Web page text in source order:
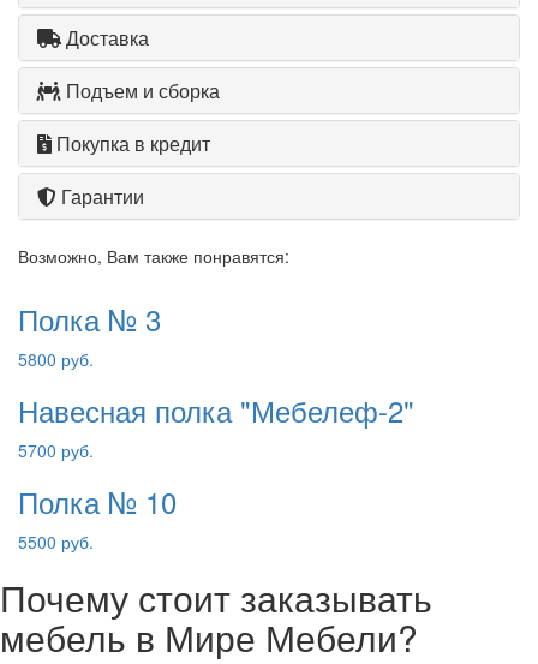
Доставка
Подъем и сборка
Покупка в кредит
Гарантии
Возможно, Вам также понравятся:
Полка № 3
5800 руб.
Навесная полка "Мебелеф-2"
5700 руб.
Полка № 10
5500 руб.
Почему стоит заказывать
мебель в Мире Мебели?